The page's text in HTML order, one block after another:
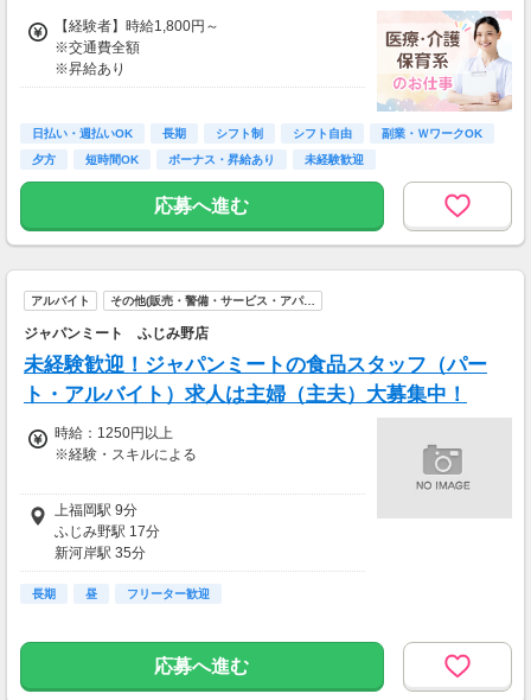
▼ビートで働くポイント！
◎日払いOK！
◎好きな時に好きな時間だけ働ける！
◎最短、登録の翌日からすぐにお仕事スタート
◎昇給・社保完備・社員登用制度‥充実！
◎履歴書不要のらくらく登録♪
※案件により異なります
【経験者】時給1,800円～
※交通費全額
※昇給あり
◎日勤／経験者の場合
・日収(1,800*8)円（時給1,800円×8h）
※資格手当あり（時給50円～UP/資格の種類に
よって異なる）
支払方法：週払い
※週払いOK（規定あり）
→金曜日締め最短翌週火曜日にお給料GET♪
（稼働開始時は手続き完了次第となります）
交通費：別途全額支給
※車・バイク通勤に関して施設により異なる場
合あり（応相談）
日払い・週払いOK 長期 シフト制 シフト自由
副業・ＷワークOK
夕方
短時間OK ボーナス・昇給あり 未経験歓迎
応募へ進む
アルバイト その他(販売・警備・サービス・アパ…
ジャパンミート ふじみ野店
未経験歓迎！ジャパンミートの食品スタッフ（パー
ト・アルバイト）求人は主婦（主夫）大募集中！
時給：1250円以上
※経験・スキルによる
時給1250円以上
平日17時以降＋100円・土日祝＋100円
上福岡駅 9分
ふじみ野駅 17分
新河岸駅 35分
鶴瀬駅 44分
南古谷駅 51分
長期 昼 フリーター歓迎
応募へ進む